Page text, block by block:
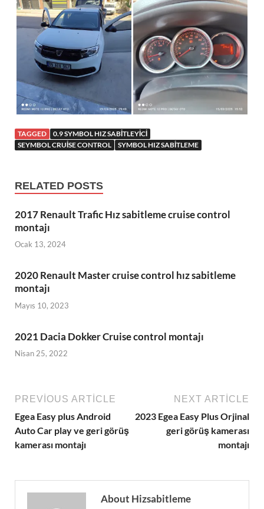
TAGGED
0.9 SYMBOL HIZ SABITLEYICI
SEYMBOL CRUISE CONTROL
SYMBOL HIZ SABITLEME
RELATED POSTS
2017 Renault Trafic Hız sabitleme cruise control
montajı
Ocak 13, 2024
2020 Renault Master cruise control hız sabitleme
montajı
Mayıs 10, 2023
2021 Dacia Dokker Cruise control montajı
Nisan 25, 2022
PREVIOUS ARTICLE
Egea Easy plus Android
Auto Car play ve geri görüş
kamerası montajı
NEXT ARTICLE
2023 Egea Easy Plus Orjinal
geri görüş kamerası
montajı
About Hizsabitleme